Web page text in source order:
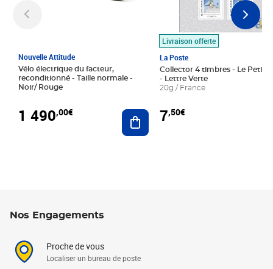
Nouvelle Attitude
Vélo électrique du facteur,
reconditionné - Taille normale -
Noir/ Rouge
1 490,00€ Ajouter au panier
Livraison offerte
La Poste
Collector 4 timbres - Le Petit
- Lettre Verte
20g / France
7,50€
Nos Engagements
Proche de vous
Localiser un bureau de poste